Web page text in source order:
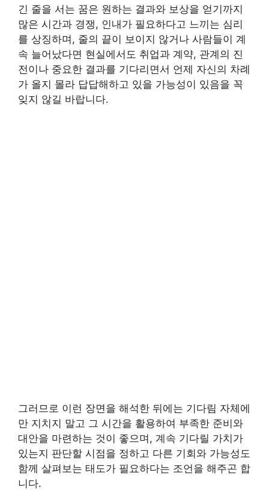
긴 줄을 서는 꿈은 원하는 결과와 보상을 얻기까지
많은 시간과 경쟁, 인내가 필요하다고 느끼는 심리
를 상징하며, 줄의 끝이 보이지 않거나 사람들이 계
속 늘어났다면 현실에서도 취업과 계약, 관계의 진
전이나 중요한 결과를 기다리면서 언제 자신의 차례
가 올지 몰라 답답해하고 있을 가능성이 있음을 꼭
잊지 않길 바랍니다.
그러므로 이런 장면을 해석한 뒤에는 기다림 자체에
만 지치지 말고 그 시간을 활용하여 부족한 준비와
대안을 마련하는 것이 좋으며, 계속 기다릴 가치가
있는지 판단할 시점을 정하고 다른 기회와 가능성도
함께 살펴보는 태도가 필요하다는 조언을 해주곤 합
니다.